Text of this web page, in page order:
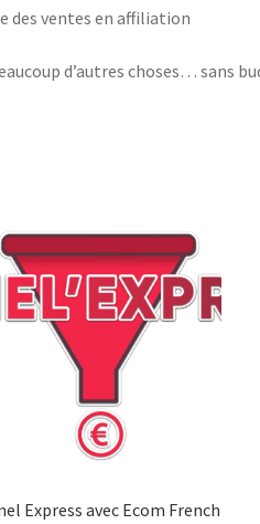
des ventes en affiliation
d’autres choses… sans
Express avec Ecom French